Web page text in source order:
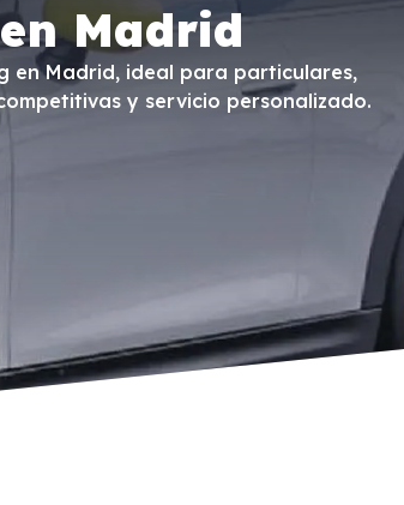
Madrid
en Madrid, ideal para particulares,
y servicio personalizado.